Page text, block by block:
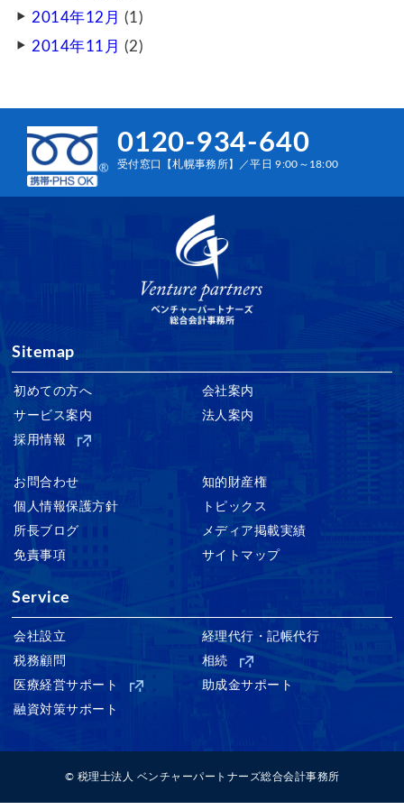
2014年12月 (1)
2014年11月 (2)
0120-934-640
受付窓口【札幌事務所】／平日 9:00～18:00
Sitemap
初めての方へ
会社案内
サービス案内
法人案内
採用情報
お問合わせ
知的財産権
個人情報保護方針
トピックス
所長ブログ
メディア掲載実績
免責事項
サイトマップ
Service
会社設立
経理代行・記帳代行
税務顧問
相続
医療経営サポート
助成金サポート
融資対策サポート
© 税理士法人 ベンチャーパートナーズ総合会計事務所